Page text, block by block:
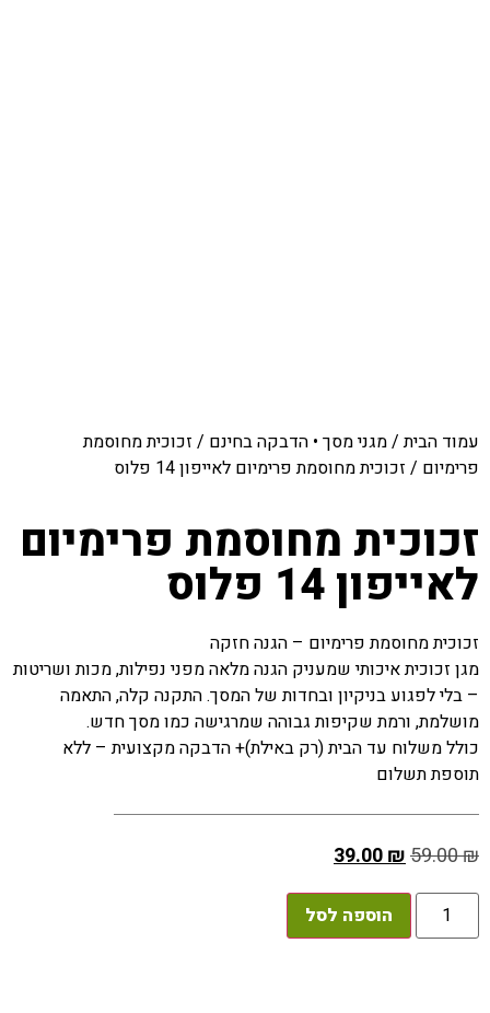
עמוד הבית/מגני מסך • הדבקה בחינם / זכוכית מחוסמת
פרימיום / זכוכית מחוסמת פרימיום לאייפון 14 פלוס
זכוכית מחוסמת פרימיום
לאייפון 14 פלוס
זכוכית מחוסמת פרימיום – הגנה חזקה
מגן זכוכית איכותי שמעניק הגנה מלאה מפני נפילות, מכות ושריטות
– בלי לפגוע בניקיון ובחדות של המסך. התקנה קלה, התאמה
מושלמת, ורמת שקיפות גבוהה שמרגישה כמו מסך חדש.
כולל משלוח עד הבית (רק באילת)+ הדבקה מקצועית – ללא
תוספת תשלום
59.00₪
39.00₪
הוספה לסל